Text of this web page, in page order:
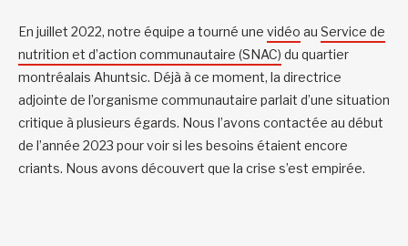
En juillet 2022, notre équipe a tourné une vidéo au Service de
nutrition et d’action communautaire (SNAC) du quartier
montréalais Ahuntsic. Déjà à ce moment, la directrice
adjointe de l’organisme communautaire parlait d’une situation
critique à plusieurs égards. Nous l’avons contactée au début
de l’année 2023 pour voir si les besoins étaient encore
criants. Nous avons découvert que la crise s’est empirée.